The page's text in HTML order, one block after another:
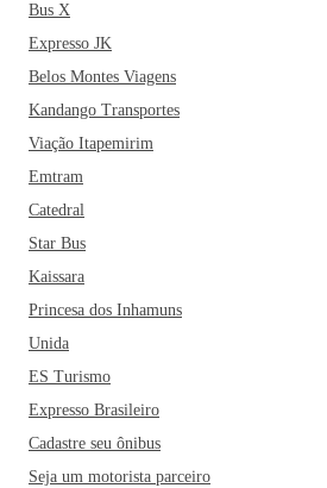
Bus X
Expresso JK
Belos Montes Viagens
Kandango Transportes
Viação Itapemirim
Emtram
Catedral
Star Bus
Kaissara
Princesa dos Inhamuns
Unida
ES Turismo
Expresso Brasileiro
Cadastre seu ônibus
Seja um motorista parceiro